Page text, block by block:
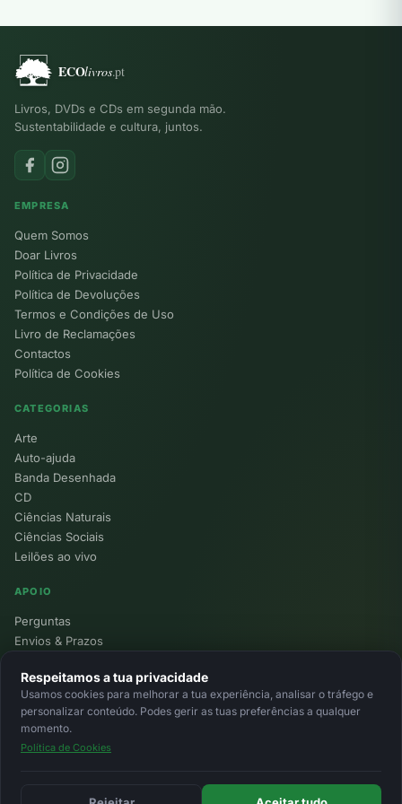
Livros, DVDs e CDs em segunda mão.
Sustentabilidade e cultura, juntos.
EMPRESA
Quem Somos
Doar Livros
Política de Privacidade
Política de Devoluções
Termos e Condições de Uso
Livro de Reclamações
Contactos
Política de Cookies
CATEGORIAS
Arte
Auto-ajuda
Banda Desenhada
CD
Ciências Naturais
Ciências Sociais
Leilões ao vivo
APOIO
Perguntas
Envios & Prazos
Devoluções
Minha Conta
© 2026 Ecolivros. Todos os direitos reservados.
Respeitamos a tua privacidade
Usamos cookies para melhorar a tua experiência, analisar o tráfego e
personalizar conteúdo. Podes gerir as tuas preferências a qualquer
momento.
Política de Cookies